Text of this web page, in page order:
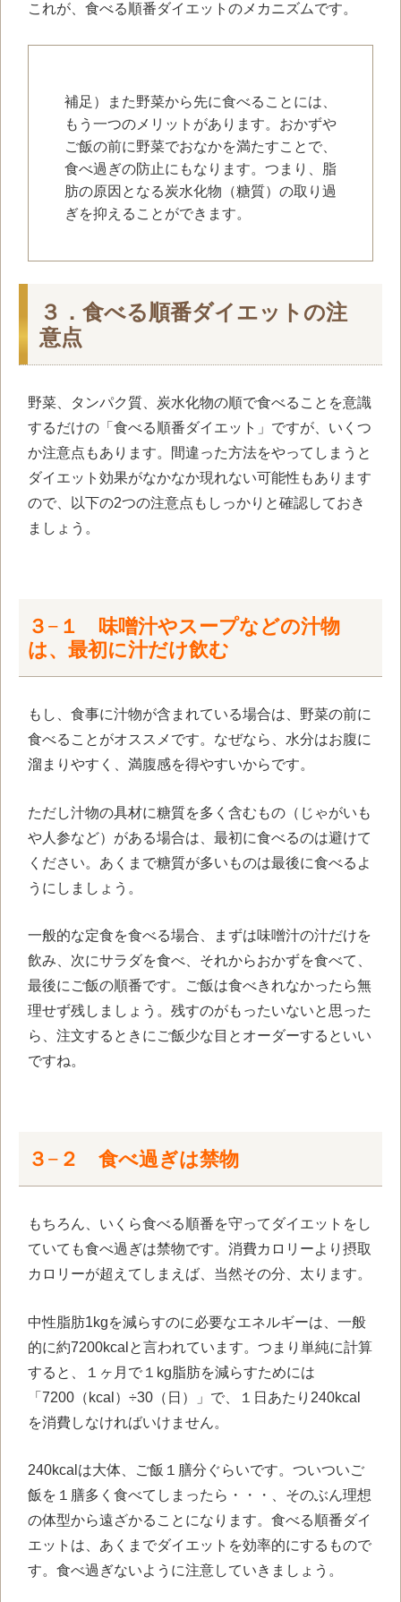
これが、食べる順番ダイエットのメカニズムです。
補足）また野菜から先に食べることには、
もう一つのメリットがあります。おかずや
ご飯の前に野菜でおなかを満たすことで、
食べ過ぎの防止にもなります。つまり、脂
肪の原因となる炭水化物（糖質）の取り過
ぎを抑えることができます。
３．食べる順番ダイエットの注
意点
野菜、タンパク質、炭水化物の順で食べることを意識
するだけの「食べる順番ダイエット」ですが、いくつ
か注意点もあります。間違った方法をやってしまうと
ダイエット効果がなかなか現れない可能性もあります
ので、以下の2つの注意点もしっかりと確認しておき
ましょう。
３−１ 味噌汁やスープなどの汁物
は、最初に汁だけ飲む
もし、食事に汁物が含まれている場合は、野菜の前に
食べることがオススメです。なぜなら、水分はお腹に
溜まりやすく、満腹感を得やすいからです。
ただし汁物の具材に糖質を多く含むもの（じゃがいも
や人参など）がある場合は、最初に食べるのは避けて
ください。あくまで糖質が多いものは最後に食べるよ
うにしましょう。
一般的な定食を食べる場合、まずは味噌汁の汁だけを
飲み、次にサラダを食べ、それからおかずを食べて、
最後にご飯の順番です。ご飯は食べきれなかったら無
理せず残しましょう。残すのがもったいないと思った
ら、注文するときにご飯少な目とオーダーするといい
ですね。
３−２ 食べ過ぎは禁物
もちろん、いくら食べる順番を守ってダイエットをし
ていても食べ過ぎは禁物です。消費カロリーより摂取
カロリーが超えてしまえば、当然その分、太ります。
中性脂肪1kgを減らすのに必要なエネルギーは、一般
的に約7200kcalと言われています。つまり単純に計算
すると、１ヶ月で１kg脂肪を減らすためには
「7200（kcal）÷30（日）」で、１日あたり240kcal
を消費しなければいけません。
240kcalは大体、ご飯１膳分ぐらいです。ついついご
飯を１膳多く食べてしまったら・・・、そのぶん理想
の体型から遠ざかることになります。食べる順番ダイ
エットは、あくまでダイエットを効率的にするもので
す。食べ過ぎないように注意していきましょう。